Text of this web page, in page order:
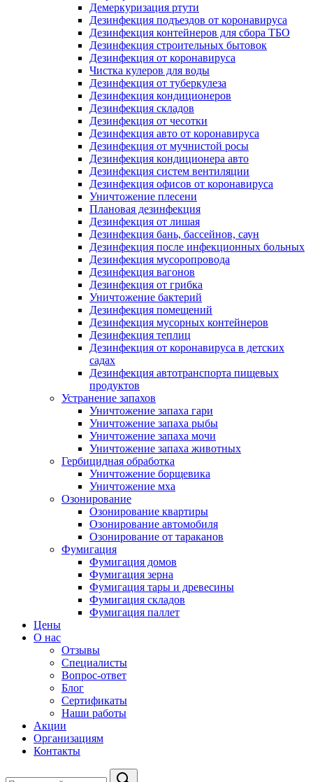
Демеркуризация ртути
Дезинфекция подъездов от коронавируса
Дезинфекция контейнеров для сбора ТБО
Дезинфекция строительных бытовок
Дезинфекция от коронавируса
Чистка кулеров для воды
Дезинфекция от туберкулеза
Дезинфекция кондиционеров
Дезинфекция складов
Дезинфекция от чесотки
Дезинфекция авто от коронавируса
Дезинфекция от мучнистой росы
Дезинфекция кондиционера авто
Дезинфекция систем вентиляции
Дезинфекция офисов от коронавируса
Уничтожение плесени
Плановая дезинфекция
Дезинфекция от лишая
Дезинфекция бань, бассейнов, саун
Дезинфекция после инфекционных больных
Дезинфекция мусоропровода
Дезинфекция вагонов
Дезинфекция от грибка
Уничтожение бактерий
Дезинфекция помещений
Дезинфекция мусорных контейнеров
Дезинфекция теплиц
Дезинфекция от коронавируса в детских
садах
Дезинфекция автотранспорта пищевых
продуктов
Устранение запахов
Уничтожение запаха гари
Уничтожение запаха рыбы
Уничтожение запаха мочи
Уничтожение запаха животных
Гербицидная обработка
Уничтожение борщевика
Уничтожение мха
Озонирование
Озонирование квартиры
Озонирование автомобиля
Озонирование от тараканов
Фумигация
Фумигация домов
Фумигация зерна
Фумигация тары и древесины
Фумигация складов
Фумигация паллет
Цены
О нас
Отзывы
Специалисты
Вопрос-ответ
Блог
Сертификаты
Наши работы
Акции
Организациям
Контакты